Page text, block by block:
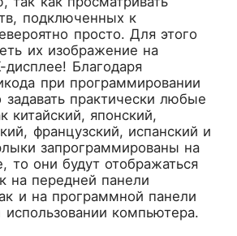
подключенных к
просто. Для этого
их изображение на
Благодаря
при программировании
практически любые
китайский, японский,
французский, испанский и
запрограммированы на
то они будут отображаться
на передней панели
и на программной панели
использовании компьютера.